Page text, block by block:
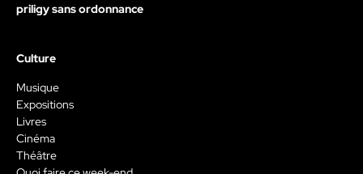
priligy sans ordonnance
Culture
Musique
Expositions
Livres
Cinéma
Théâtre